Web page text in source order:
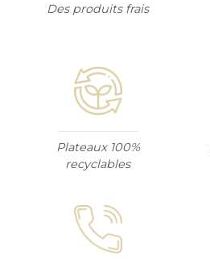
Des produits frais
Plateaux 100%
recyclables